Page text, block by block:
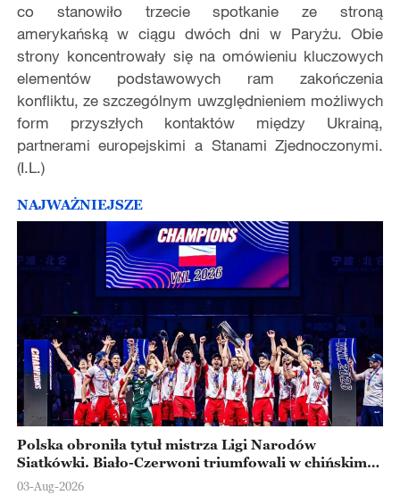
co stanowiło trzecie spotkanie ze stroną
amerykańską w ciągu dwóch dni w Paryżu. Obie
strony koncentrowały się na omówieniu kluczowych
elementów podstawowych ram zakończenia
konfliktu, ze szczególnym uwzględnieniem możliwych
form przyszłych kontaktów między Ukrainą,
partnerami europejskimi a Stanami Zjednoczonymi.
(I.L.)
NAJWAŻNIEJSZE
Polska obroniła tytuł mistrza Ligi Narodów
Siatkówki. Biało-Czerwoni triumfowali w chińskim
Ningbo
03-Aug-2026